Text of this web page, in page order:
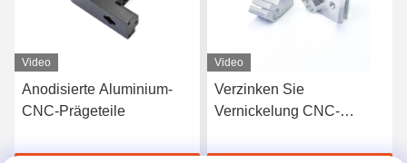
Video
Anodisierte Aluminium-
CNC-Prägeteile
Video
Verzinken Sie
Vernickelung CNC-
Laser-Ausschnitt